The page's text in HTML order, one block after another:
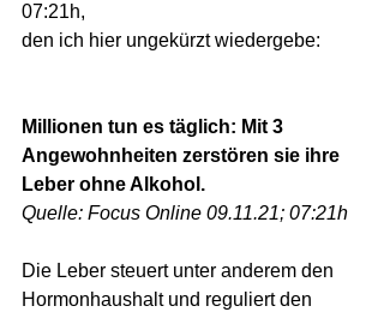
07:21h,
den ich hier ungekürzt wiedergebe:
Millionen tun es täglich: Mit 3
Angewohnheiten zerstören sie ihre
Leber ohne Alkohol.
Quelle: Focus Online 09.11.21; 07:21h
Die Leber steuert unter anderem den
Hormonhaushalt und reguliert den